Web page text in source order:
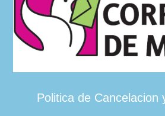
Politica de Cancelacion